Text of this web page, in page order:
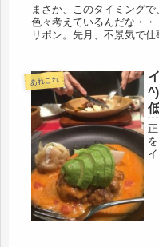
まさか、このタイミングで
色々考えているんだな・
リポン。先月、不景気で
あれこれ